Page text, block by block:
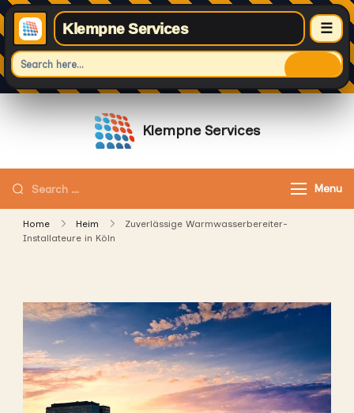
Klempne Services ☰
Klempne Services
Looking
for
Something?
Menu
Home Heim
Zuverlässige Warmwasserbereiter-
Installateure in Köln